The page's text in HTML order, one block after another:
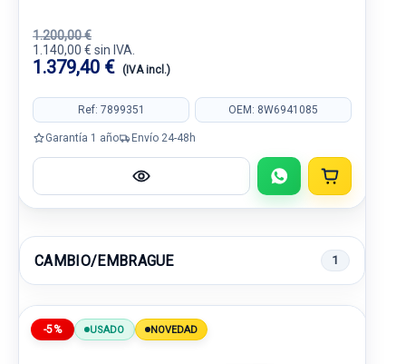
1.200,00 €
1.140,00 € sin IVA.
1.379,40 € (IVA incl.)
Ref: 7899351 OEM: 8W6941085
Garantía 1 año Envío 24-48h
CAMBIO/EMBRAGUE 1
-5% USADO NOVEDAD